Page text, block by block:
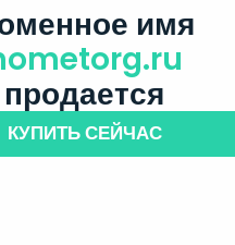
имя
продается
КУПИТЬ СЕЙЧАС